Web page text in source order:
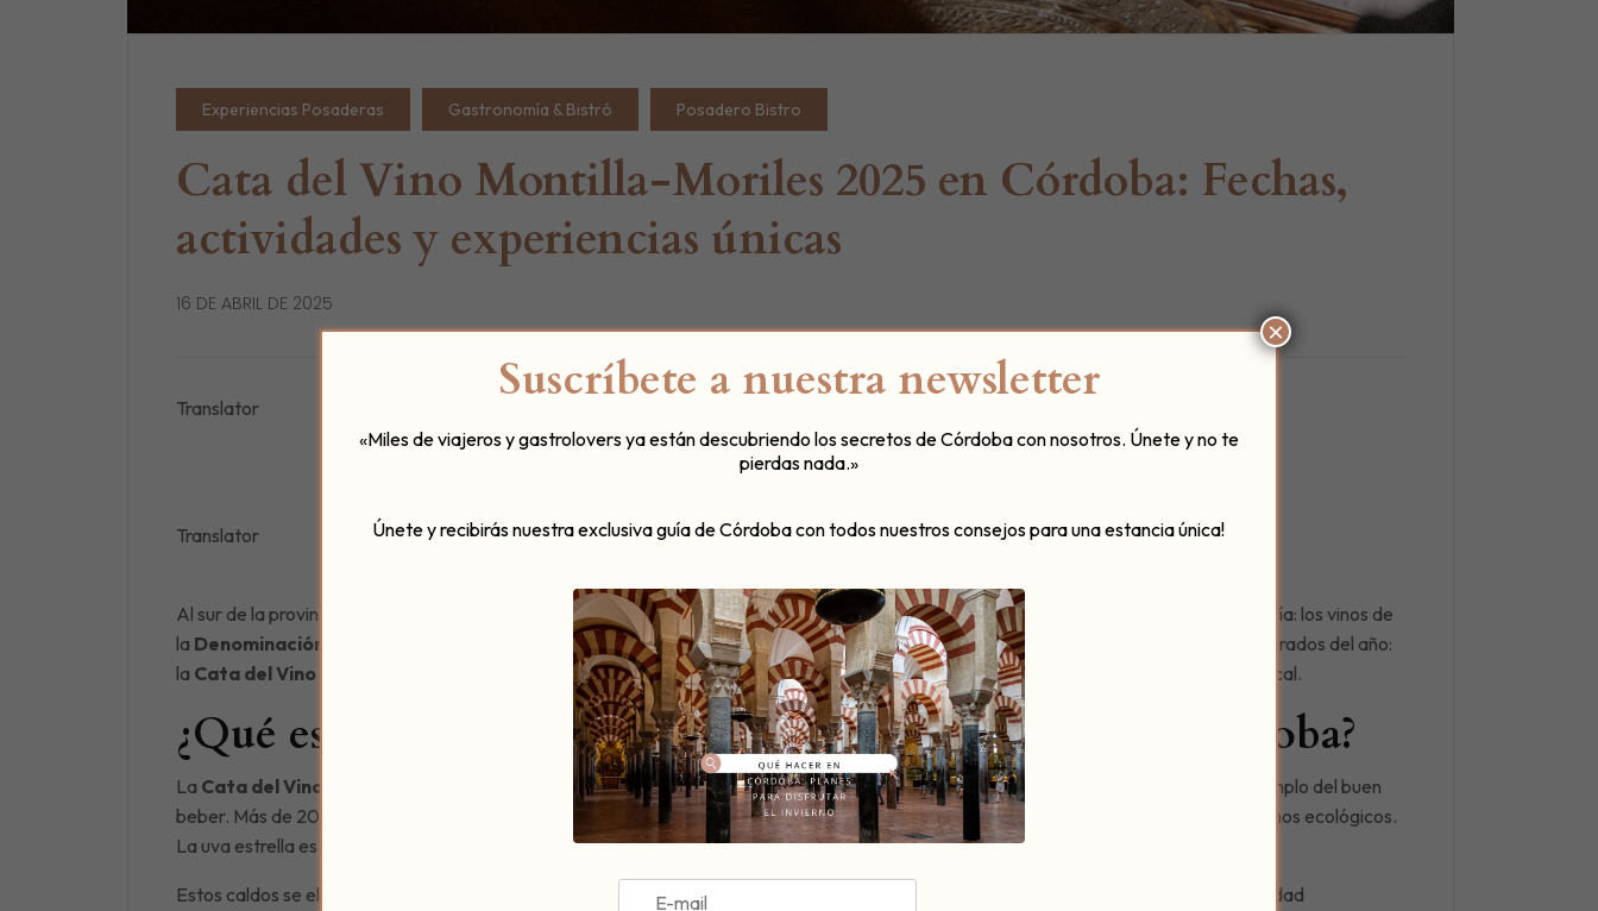
Experiencias Posaderas Gastronomía & Bistró Posadero Bistro
Cata del Vino Montilla-Moriles 2025 en Córdoba: Fechas,
actividades y experiencias únicas
16 DE ABRIL DE 2025
Translator
Translator
Al sur de la provincia de Córdoba, entre suaves colinas y campos dorados, nace uno de los tesoros vinícolas más importantes de Andalucía: los vinos de
la Denominación de Origen Montilla-Moriles. Cada abril, estos vinos cobran vida en la ciudad gracias a uno de los eventos más esperados del año:
la Cata del Vino Montilla-Moriles 2025 en Córdoba, una cita imprescindible para los amantes del vino, la gastronomía y la cultura local.
¿Qué es la Cata del Vino Montilla-Moriles 2025 en Córdoba?
La Cata del Vino Montilla-Moriles celebra su 39ª edición del24 al 27 de abril de 2025, convirtiendo el centro de Córdoba en un templo del buen
beber. Más de 20 bodegas ofrecerán degustaciones de vinos únicos como el Fino, Amontillado, Oloroso, Cream, Pedro Ximénez o los vinos ecológicos.
La uva estrella es la
, que aporta dulzor, complejidad y carácter a esta gama de vinos con alma.
Estos caldos se elaboran con el tradicional sistema de criaderas y soleras
, y una crianza bajo velo de flor que les confiere su personalidad
Suscríbete a nuestra newsletter
«Miles de viajeros y gastrolovers ya están descubriendo los secretos de Córdoba con nosotros. Únete y no te
pierdas nada.»
Únete y recibirás nuestra exclusiva guía de Córdoba con todos nuestros consejos para una estancia única!
×